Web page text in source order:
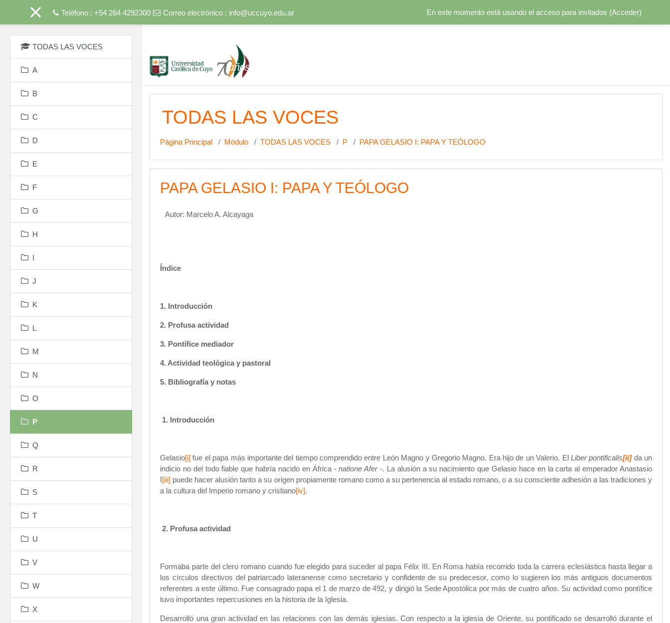
Salta al contenido principal
Teléfono : +54 264 4292300 Correo electrónico : info@uccuyo.edu.ar En este momento está usando el acceso para invitados (Acceder)
TODAS LAS VOCES
Página Principal Módulo TODAS LAS VOCES P PAPA GELASIO I: PAPA Y TEÓLOGO
PAPA GELASIO I: PAPA Y TEÓLOGO
Autor: Marcelo A. Alcayaga
Índice
1. Introducción
2. Profusa actividad
3. Pontífice mediador
4. Actividad teológica y pastoral
5. Bibliografía y notas
1. Introducción
Gelasio[i] fue el papa más importante del tiempo comprendido entre León Magno y Gregorio Magno. Era hijo de un Valerio. El Liber pontificalis[ii]da un
indicio no del todo fiable que habría nacido en África -natione Afer-. La alusión a su nacimiento que Gelasio hace en la carta al emperador Anastasio
I[iii] puede hacer alusión tanto a su origen propiamente romano como a su pertenencia al estado romano, o a su consciente adhesión a las tradiciones y
a la cultura del Imperio romano y cristiano[iv].
2. Profusa actividad
Formaba parte del clero romano cuando fue elegido para suceder al papa Félix III. En Roma había recorrido toda la carrera eclesiástica hasta llegar a
los círculos directivos del patriarcado lateranense como secretario y confidente de su predecesor, como lo sugieren los más antiguos documentos
referentes a este último. Fue consagrado papa el 1 de marzo de 492, y dirigió la SedeApostólica por más de cuatro años. Su actividad como pontífice
tuvo importantes repercusiones en la historia de la Iglesia.
Desarrolló una gran actividad en las relaciones con las demás iglesias. Con respecto a la iglesia de Oriente, su pontificado se desarrolló durante el
TODAS LAS VOCES
A
B
C
D
E
F
G
H
I
J
K
L
M
N
O
P
Q
R
S
T
U
V
W
X